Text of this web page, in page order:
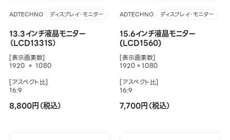
ADTECHNO ディスプレイ・モニター
13.3インチ液晶モニター
（LCD1331S）
[表示画素数]
1920 × 1080
[アスペクト比]
16:9
8,800円（税込）
ADTECHNO ディスプレイ・モニター
15.6インチ液晶モニター
(LCD1560)
[表示画素数]
1920×1080
[アスペクト比]
16:9
7,700円（税込）